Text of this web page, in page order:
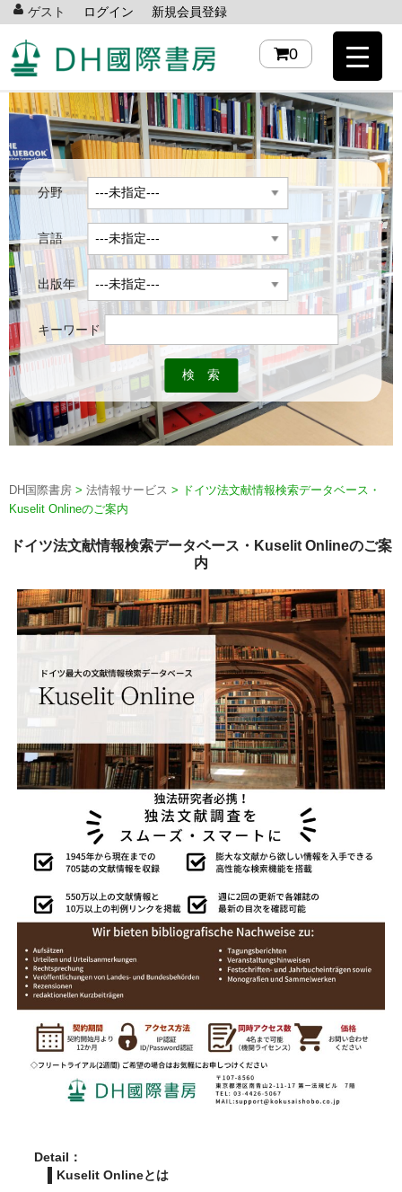
ゲスト ログイン 新規会員登録
0
分野
言語
出版年
キーワード
DH国際書房 > 法情報サービス >
ドイツ法文献情報検索データベース・
Kuselit Onlineのご案内
ドイツ法文献情報検索データベース・Kuselit Onlineのご案
内
Detail：
Kuselit Onlineとは